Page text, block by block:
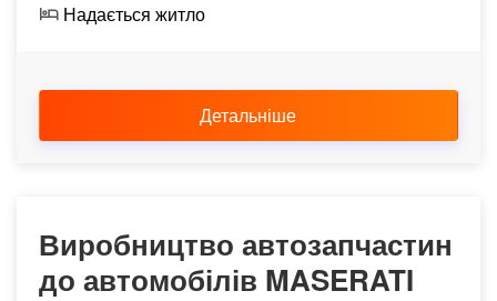
Надається житло
Детальніше
Виробництво автозапчастин
до автомобілів MASERATI